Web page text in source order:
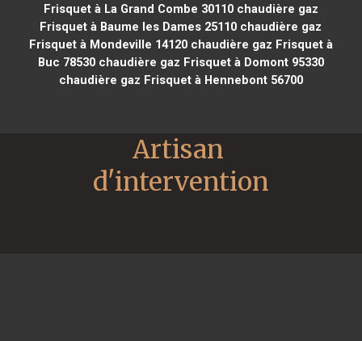
Frisquet à La Grand Combe 30110chaudière gaz
Frisquet à Baume les Dames 25110 chaudière gaz
Frisquet à Mondeville 14120chaudière gaz Frisquet à
Buc 78530chaudière gaz Frisquet à Domont 95330
chaudière gaz Frisquet à Hennebont 56700
Artisan
d'intervention